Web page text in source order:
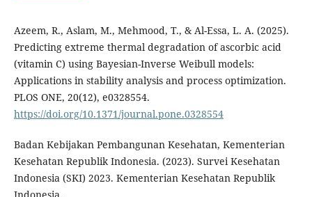
Azeem, R., Aslam, M., Mehmood, T., & Al-Essa, L. A. (2025).
Predicting extreme thermal degradation of ascorbic acid
(vitamin C) using Bayesian-Inverse Weibull models:
Applications in stability analysis and process optimization.
PLOS ONE, 20(12), e0328554.
https://doi.org/10.1371/journal.pone.0328554
Badan Kebijakan Pembangunan Kesehatan, Kementerian
Kesehatan Republik Indonesia. (2023). Survei Kesehatan
Indonesia (SKI) 2023. Kementerian Kesehatan Republik